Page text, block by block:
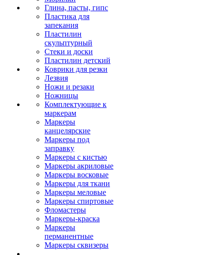
Глина, пасты, гипс
Пластика для
запекания
Пластилин
скульптурный
Стеки и доски
Пластилин детский
Коврики для резки
Лезвия
Ножи и резаки
Ножницы
Комплектующие к
маркерам
Маркеры
канцелярские
Маркеры под
заправку
Маркеры с кистью
Маркеры акриловые
Маркеры восковые
Маркеры для ткани
Маркеры меловые
Маркеры спиртовые
Фломастеры
Маркеры-краска
Маркеры
перманентные
Маркеры сквизеры